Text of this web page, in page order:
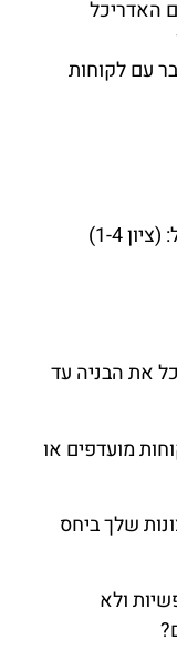
האדריכל
עם לקוחות
1-4)
את הבניה עד
מועדפים או
שלך ביחס
ולא